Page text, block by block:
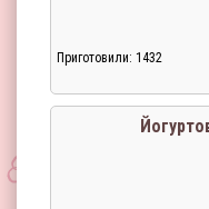
Приготовили: 1432